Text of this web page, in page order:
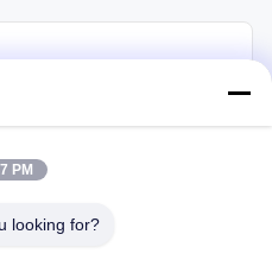
PM
looking for?